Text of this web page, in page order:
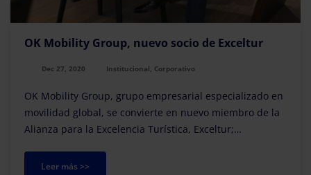
OK Mobility Group, nuevo socio de Exceltur
Dec 27, 2020 Institucional, Corporativo
OK Mobility Group, grupo empresarial especializado en
movilidad global, se convierte en nuevo miembro de la
Alianza para la Excelencia Turística, Exceltur;
Leer más >>